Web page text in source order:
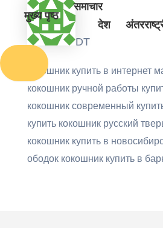
मुख्य पृष्ठ
समाचार
देश
DT
кокошник купить в интернет
кокошник ручной работы
кокошник современный
купить кокошник русский
кокошник купить в
ободок кокошник купить в